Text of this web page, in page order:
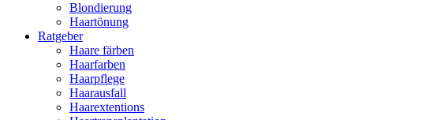
Blondierung
Haartönung
Ratgeber
Haare färben
Haarfarben
Haarpflege
Haarausfall
Haarextentions